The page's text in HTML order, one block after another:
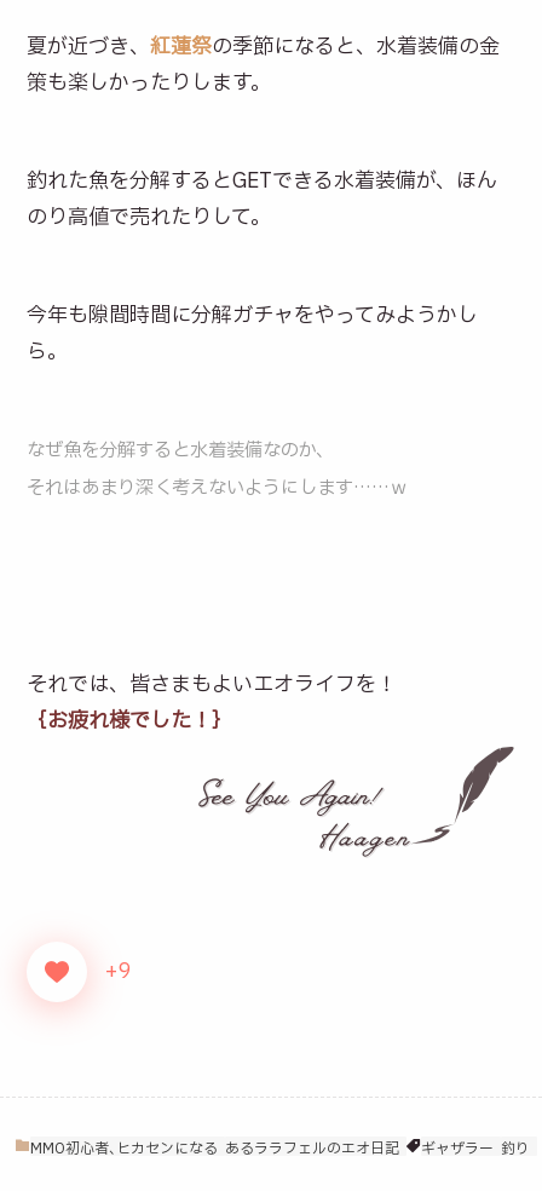
夏が近づき、紅蓮祭の季節になると、水着装備の金
策も楽しかったりします。
釣れた魚を分解するとGETできる水着装備が、ほん
のり高値で売れたりして。
今年も隙間時間に分解ガチャをやってみようかし
ら。
なぜ魚を分解すると水着装備なのか、
それはあまり深く考えないようにします……ｗ
それでは、皆さまもよいエオライフを！
｛お疲れ様でした！｝
+9
MMO初心者､ヒカセンになる あるララフェルのエオ日記 ギャザラー 釣り